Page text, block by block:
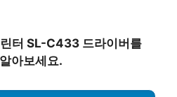
터 SL-C433 드라이버를
아보세요.